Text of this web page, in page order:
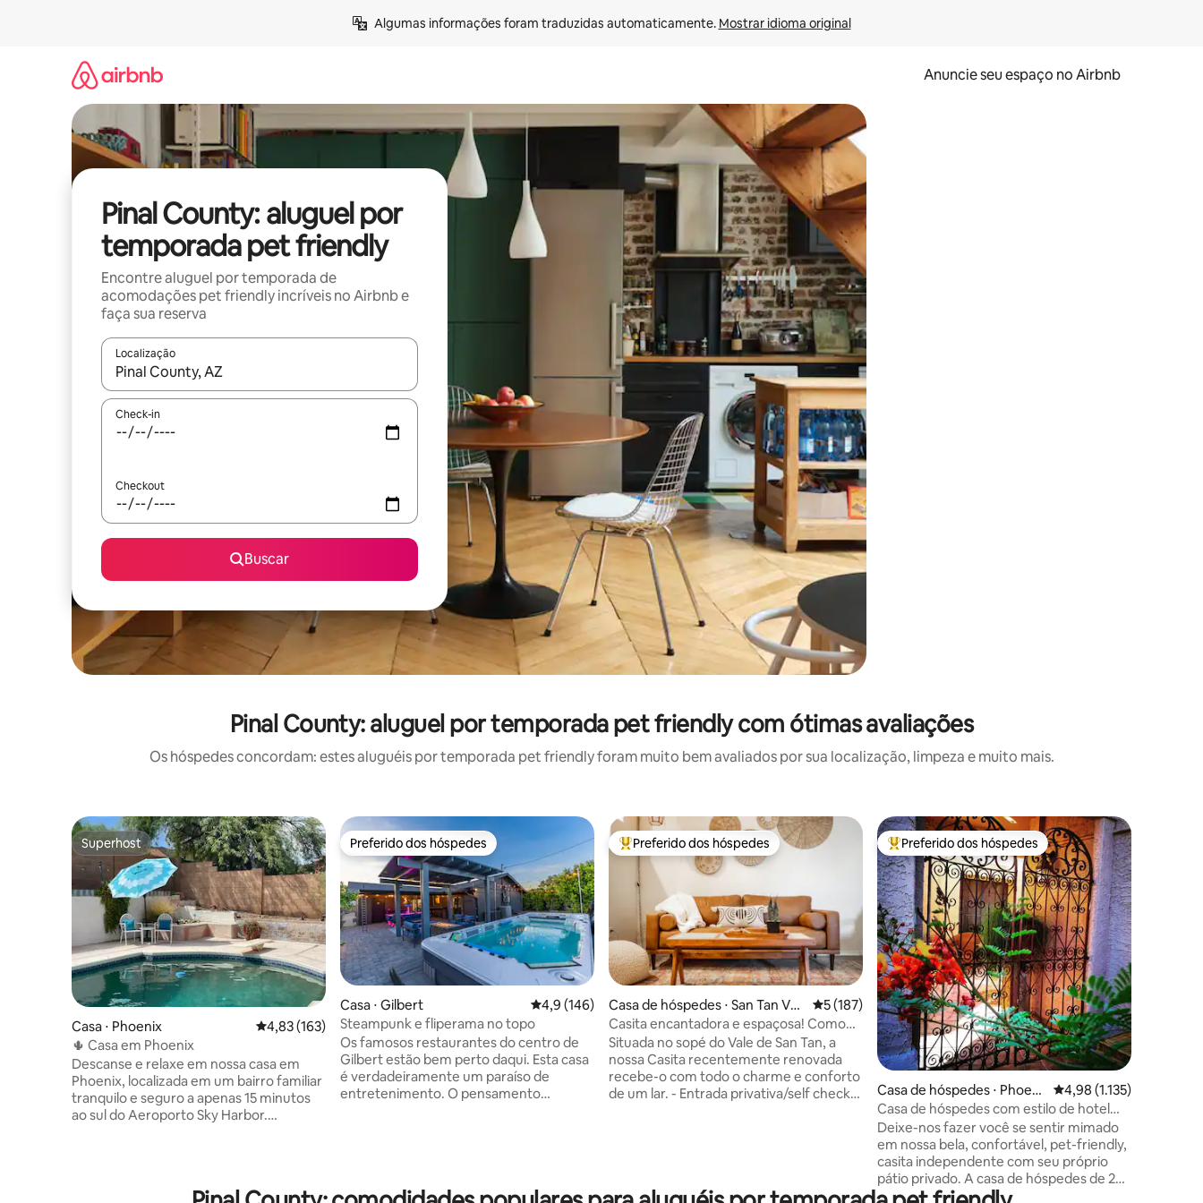
Algumas informações foram traduzidas automaticamente. Mostrar idioma original
Anuncie seu espaço no Airbnb
Pinal County: aluguel por
temporada pet friendly
Encontre aluguel por temporada de
acomodações pet friendly incríveis no Airbnb e
faça sua reserva
Localização
Quando os resultados estiverem disponíveis, explore-os usando as seta para cima e para baixo do teclado ou tocando e deslizando o dedo na tela.
Check-in
Checkout
Buscar
Pinal County: aluguel por temporada pet friendly com ótimas avaliações
Os hóspedes concordam: estes aluguéis por temporada pet friendly foram muito bem avaliados por sua localização, limpeza e muito mais.
Superhost
Superhost
Casa ⋅ Phoenix 4,83 de uma avaliação média de 5, 163 avaliações
4,83 (163)
🌵 Casa em Phoenix
Descanse e relaxe em nossa casa em
Phoenix, localizada em um bairro familiar
tranquilo e seguro a apenas 15 minutos
ao sul do Aeroporto Sky Harbor.
Preferido dos hóspedes
Preferido dos hóspedes
Casa ⋅ Gilbert 4,9 de uma avaliação média de 5, 146 avaliações
4,9 (146)
Steampunk e fliperama no topo
Os famosos restaurantes do centro de
Gilbert estão bem perto daqui. Esta casa
é verdadeiramente um paraíso de
entretenimento. O pensamento
de estar com pérgula e muito mais. Três
Entre os melhores preferidos dos hóspedes
Preferido dos hóspedes
Casa de hóspedes ⋅ San Tan Vall
ey
5 de uma avaliação média de 5, 187 avaliações
5 (187)
Casita encantadora e espaçosa! Como
em casa, só que melhor!
Situada no sopé do Vale de San Tan, a
nossa Casita recentemente renovada
recebe-o com todo o charme e conforto
de um lar. - Entrada privativa/self check-
interna acolhedora (sazonal) - Smart TV -
Entre os melhores preferidos dos hóspedes
Preferido dos hóspedes
Casa de hóspedes ⋅ Phoeni
x
4,98 de uma avaliação
4,98 (1.135)
Casa de hóspedes com estilo de hotel
boutique
Deixe-nos fazer você se sentir mimado
em nossa bela, confortável, pet-friendly,
casita independente com seu próprio
pátio privado. A casa de hóspedes de 225
pés quadrados está em um ótimo bairro